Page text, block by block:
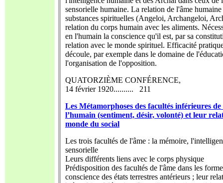
sensorielle humaine. La relation de l'âme humaine
substances spirituelles (Angeloi, Archangeloi,
relation du corps humain avec les aliments.
en l'humain la conscience qu'il est, par sa
relation avec le monde spirituel. Efficacité
découle, par exemple dans le domaine de
l'organisation de l'opposition.
QUATORZIÈME CONFÉRENCE,
14 février 1920.......... 211
Les Métamorphoses des facultés inférieures de
l’humain (sentiment, désir, volonté) et leur
monde du social
Les trois facultés de l'âme : la mémoire,
sensorielle
Leurs différents liens avec le corps physique
Prédisposition des facultés de l'âme dans les
conscience des états terrestres antérieurs ; leur